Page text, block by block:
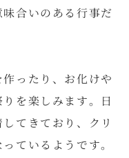
合いのある行事だ
ったり、お化けや
を楽しみます。日
てきており、クリ
ているようです。